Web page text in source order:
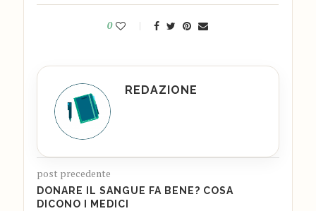
0
REDAZIONE
post precedente
DONARE IL SANGUE FA BENE? COSA
DICONO I MEDICI